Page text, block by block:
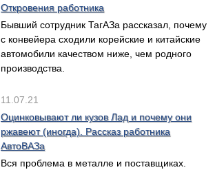
Откровения работника
Бывший сотрудник ТагАЗа рассказал, почему
с конвейера сходили корейские и китайские
автомобили качеством ниже, чем родного
производства.
11.07.21
Оцинковывают ли кузов Лад и почему они
ржавеют (иногда). Рассказ работника
АвтоВАЗа
Вся проблема в металле и поставщиках.